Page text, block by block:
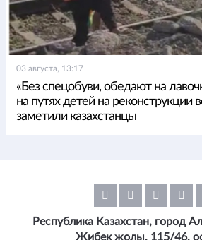
03 августа, 13:17
«Без спецобуви, обедают на
на путях детей на реконструкции
заметили казахстанцы
Республика Казахстан, город
Жибек жолы, 115/46,